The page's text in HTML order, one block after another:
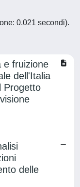
0.021 secondi).
e fruizione
dell'Italia
Progetto
delle